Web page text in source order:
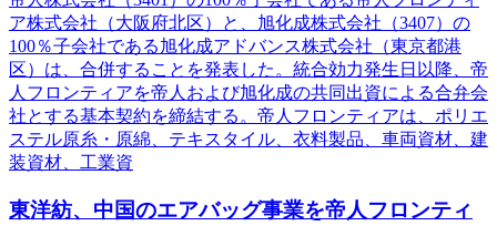
ア株式会社（大阪府北区）と、旭化成株式会社（3407）の
100％子会社である旭化成アドバンス株式会社（東京都港
区）は、合併することを発表した。統合効力発生日以降、帝
人フロンティアを帝人および旭化成の共同出資による合弁会
社とする基本契約を締結する。帝人フロンティアは、ポリエ
ステル原糸・原綿、テキスタイル、衣料製品、車両資材、建
装資材、工業資
東洋紡、中国のエアバッグ事業を帝人フロンティ